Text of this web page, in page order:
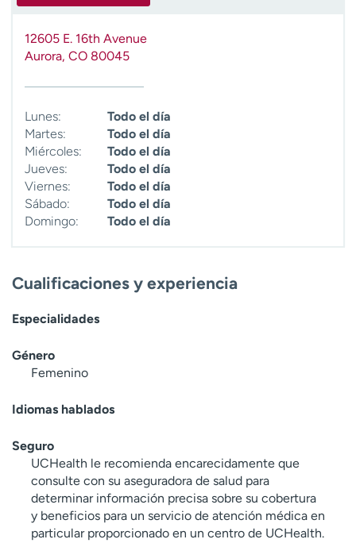
12605 E. 16th Avenue
Aurora, CO 80045
Lunes:
Todo el día
Martes:
Todo el día
Miércoles:
Todo el día
Jueves:
Todo el día
Viernes:
Todo el día
Sábado:
Todo el día
Domingo:
Todo el día
Cualificaciones y experiencia
Especialidades
Género
Femenino
Idiomas hablados
Seguro
UCHealth le recomienda encarecidamente que
consulte con su aseguradora de salud para
determinar información precisa sobre su cobertura
y beneficios para un servicio de atención médica en
particular proporcionado en un centro de UCHealth.